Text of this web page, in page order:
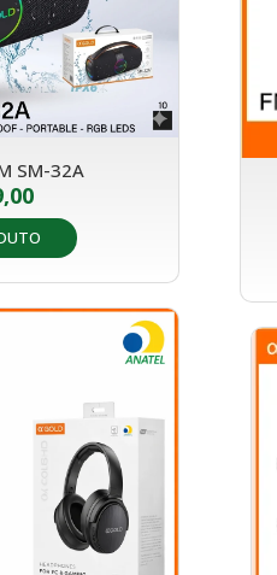
SM-32A